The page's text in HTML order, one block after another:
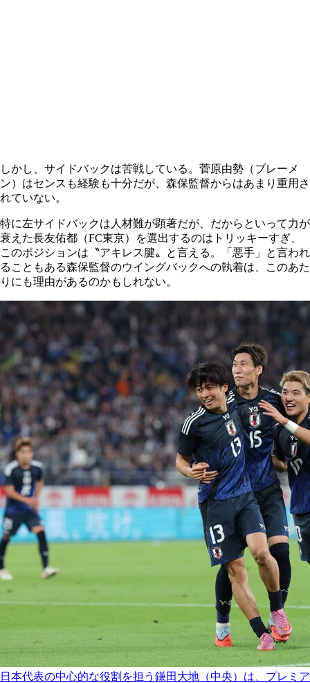
しかし、サイドバックは苦戦している。菅原由勢（ブレーメ
ン）はセンスも経験も十分だが、森保監督からはあまり重用さ
れていない。
特に左サイドバックは人材難が顕著だが、だからといって力が
衰えた長友佑都（FC東京）を選出するのはトリッキーすぎ、
このポジションは〝アキレス腱〟と言える。「悪手」と言われ
ることもある森保監督のウイングバックへの執着は、このあた
りにも理由があるのかもしれない。
日本代表の中心的な役割を担う鎌田大地（中央）は、プレミア